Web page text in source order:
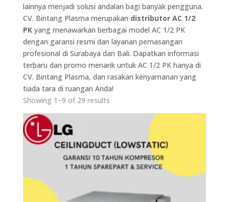
lainnya menjadi solusi andalan bagi banyak pengguna.
CV. Bintang Plasma merupakan distributor AC 1/2
PKyang menawarkan berbagai model AC 1/2 PK
dengan garansi resmi dan layanan pemasangan
profesional di Surabaya dan Bali. Dapatkan informasi
terbaru dan promo menarik untuk AC 1/2 PK hanya di
CV. Bintang Plasma, dan rasakan kenyamanan yang
tiada tara di ruangan Anda!
Showing 1–9 of 29 results